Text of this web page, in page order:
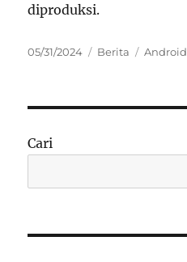
diproduksi.
Posted
05/31/2024 Categories
Berita Tags
Android
Cari